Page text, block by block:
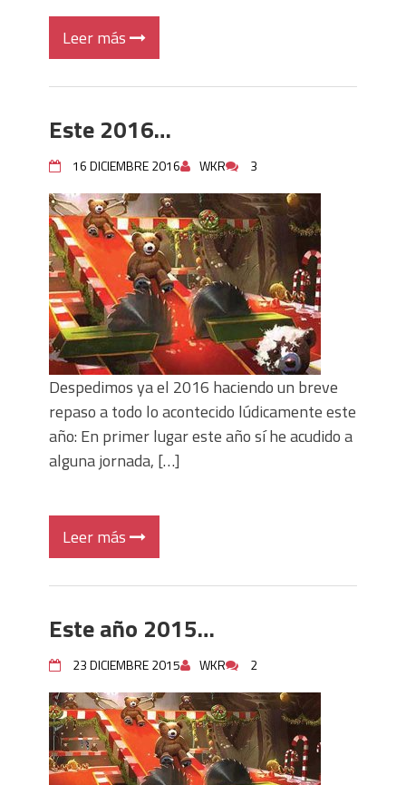
Leer más
Este 2016…
16 DICIEMBRE 2016 WKR 3
Despedimos ya el 2016 haciendo un breve
repaso a todo lo acontecido lúdicamente este
año: En primer lugar este año sí he acudido a
alguna jornada, […]
Leer más
Este año 2015…
23 DICIEMBRE 2015 WKR 2